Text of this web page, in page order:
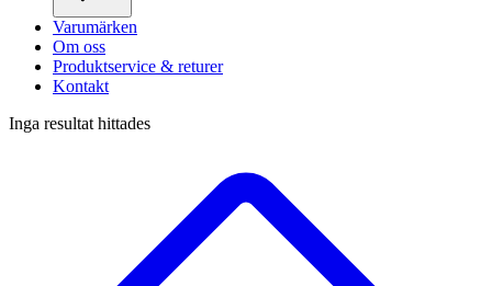
Varumärken
Om oss
Produktservice & returer
Kontakt
Inga resultat hittades